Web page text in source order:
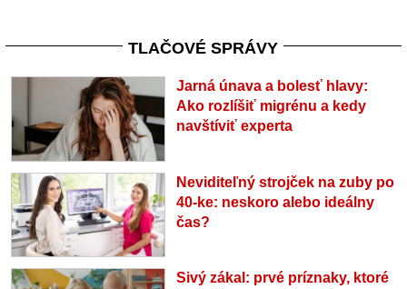
TLAČOVÉ SPRÁVY
Jarná únava a bolesť hlavy:
Ako rozlíšiť migrénu a kedy
navštíviť experta
Neviditeľný strojček na zuby po
40-ke: neskoro alebo ideálny
čas?
Sivý zákal: prvé príznaky, ktoré